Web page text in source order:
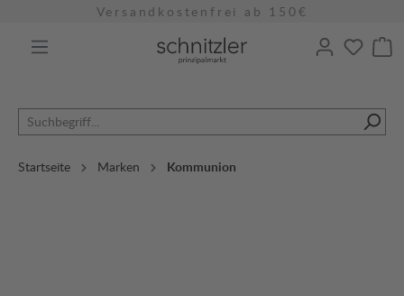
Versandkostenfrei ab 150€
Startseite Marken Kommunion